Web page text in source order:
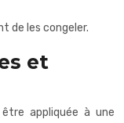
de les congeler.
et
appliquée à une